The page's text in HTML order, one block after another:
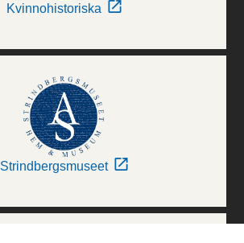
Kvinnohistoriska
Strindbergsmuseet